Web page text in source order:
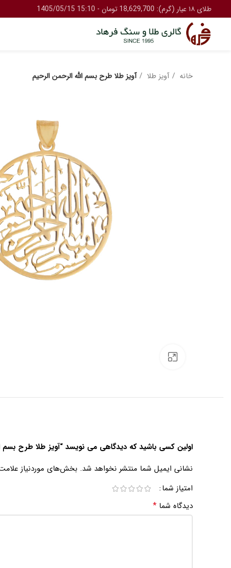
طلای ۱۸ عیار (گرم): 18,629,700 تومان - 15:10 1405/05/15
خانه آویز طلا آویز طلا طرح بسم الله الرحمن الرحیم
اولین کسی باشید که دیدگاهی می نویسد “آویز طلا طرح بسم
نشانی ایمیل شما منتشر نخواهد شد. بخش‌های موردنیاز
امتیاز شما
دیدگاه شما *